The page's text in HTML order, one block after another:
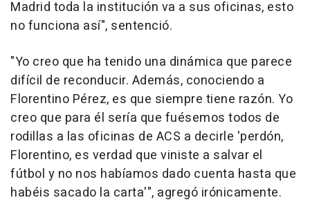
Madrid toda la institución va a sus oficinas, esto
no funciona así", sentenció.
"Yo creo que ha tenido una dinámica que parece
difícil de reconducir. Además, conociendo a
Florentino Pérez, es que siempre tiene razón. Yo
creo que para él sería que fuésemos todos de
rodillas a las oficinas de ACS a decirle 'perdón,
Florentino, es verdad que viniste a salvar el
fútbol y no nos habíamos dado cuenta hasta que
habéis sacado la carta'", agregó irónicamente.